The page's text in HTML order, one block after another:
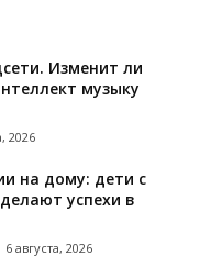
Изменит ли
музыку
2026
на дому: дети с
успехи в
6 августа, 2026